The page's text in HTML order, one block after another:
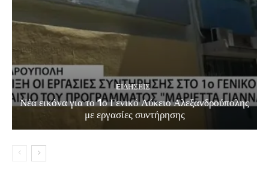
EΙΔΗΣΕΙΣ
Νέα εικόνα για το 1ο Γενικό Λύκειο Αλεξανδρούπολης
με εργασίες συντήρησης